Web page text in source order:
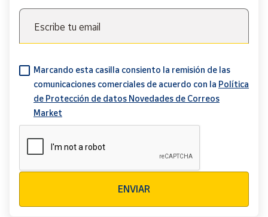
Escribe tu email
Marcando esta casilla consiento la remisión de las
comunicaciones comerciales de acuerdo con la Política
de Protección de datos Novedades de Correos
Market
ENVIAR